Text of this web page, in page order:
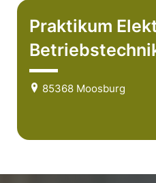
Praktikum
85368 Moosburg